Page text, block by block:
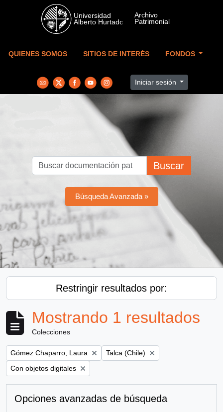
Skip to main content
QUIENES SOMOS SITIOS DE INTERÉS FONDOS
Iniciar sesión
Buscar
Búsqueda Avanzada »
Restringir resultados por:
Mostrando 1 resultados
Colecciones
Remove filter:
Gómez Chaparro, Laura Remove filter:
Talca (Chile)
Remove filter:
Con objetos digitales
Opciones avanzadas de búsqueda